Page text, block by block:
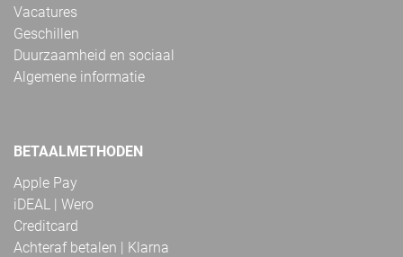
Vacatures
Geschillen
Duurzaamheid en sociaal
Algemene informatie
BETAALMETHODEN
Apple Pay
iDEAL | Wero
Creditcard
Achteraf betalen | Klarna